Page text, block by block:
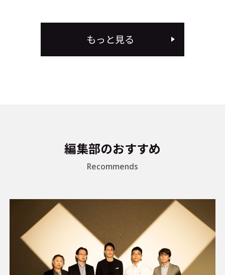
もっと見る
編集部のおすすめ
Recommends